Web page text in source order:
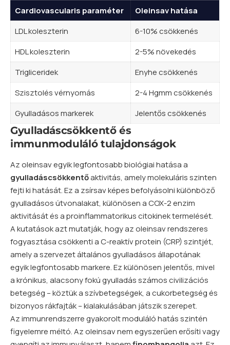
Cardiovascularis paraméter
Oleinsav hatása
LDL koleszterin
6-10% csökkenés
HDL koleszterin
2-5% növekedés
Trigliceridek
Enyhe csökkenés
Szisztolés vérnyomás
2-4 Hgmm csökkenés
Gyulladásos markerek
Jelentős csökkenés
Gyulladáscsökkentő és
immunmoduláló tulajdonságok
Az oleinsav egyik legfontosabb biológiai hatása a
gyulladáscsökkentőaktivitás, amely molekuláris szinten
fejti ki hatását. Ez a zsírsav képes befolyásolni különböző
gyulladásos útvonalakat, különösen a COX-2 enzim
aktivitását és a proinflammatorikus citokinek termelését.
A kutatások azt mutatják, hogy az oleinsav rendszeres
fogyasztása csökkenti a C-reaktív protein (CRP) szintjét,
amely a szervezet általános gyulladásos állapotának
egyik legfontosabb markere. Ez különösen jelentős, mivel
a krónikus, alacsony fokú gyulladás számos civilizációs
betegség – köztük a szívbetegségek, a cukorbetegség és
bizonyos rákfajták – kialakulásában játszik szerepet.
Az immunrendszerre gyakorolt moduláló hatás szintén
figyelemre méltó. Az oleinsav nem egyszerűen erősíti vagy